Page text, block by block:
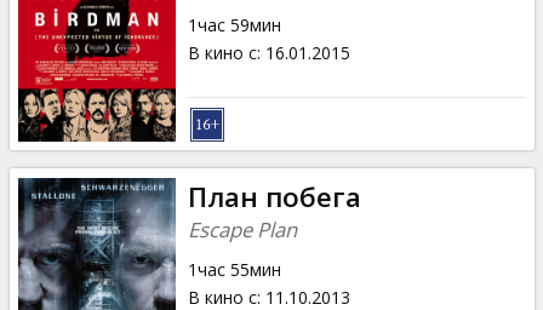
1час 59мин
В кино с: 16.01.2015
План побега
Escape Plan
1час 55мин
В кино с: 11.10.2013